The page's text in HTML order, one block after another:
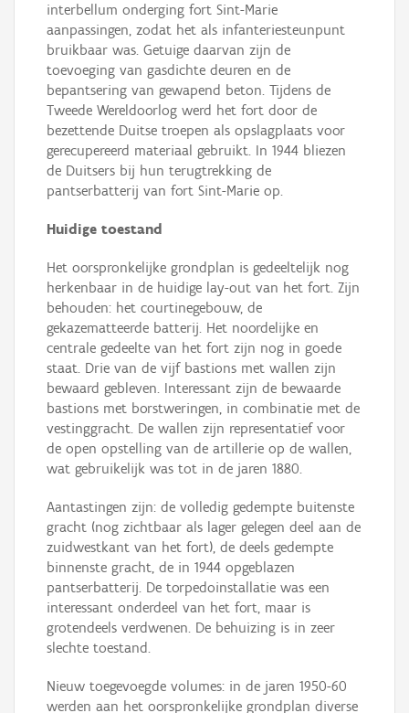
interbellum onderging fort Sint-Marie
aanpassingen, zodat het als infanteriesteunpunt
bruikbaar was. Getuige daarvan zijn de
toevoeging van gasdichte deuren en de
bepantsering van gewapend beton. Tijdens de
Tweede Wereldoorlog werd het fort door de
bezettende Duitse troepen als opslagplaats voor
gerecupereerd materiaal gebruikt. In 1944 bliezen
de Duitsers bij hun terugtrekking de
pantserbatterij van fort Sint-Marie op.
Huidige toestand
Het oorspronkelijke grondplan is gedeeltelijk nog
herkenbaar in de huidige lay-out van het fort. Zijn
behouden: het courtinegebouw, de
gekazematteerde batterij. Het noordelijke en
centrale gedeelte van het fort zijn nog in goede
staat. Drie van de vijf bastions met wallen zijn
bewaard gebleven. Interessant zijn de bewaarde
bastions met borstweringen, in combinatie met de
vestinggracht. De wallen zijn representatief voor
de open opstelling van de artillerie op de wallen,
wat gebruikelijk was tot in de jaren 1880.
Aantastingen zijn: de volledig gedempte buitenste
gracht (nog zichtbaar als lager gelegen deel aan de
zuidwestkant van het fort), de deels gedempte
binnenste gracht, de in 1944 opgeblazen
pantserbatterij. De torpedoinstallatie was een
interessant onderdeel van het fort, maar is
grotendeels verdwenen. De behuizing is in zeer
slechte toestand.
Nieuw toegevoegde volumes: in de jaren 1950-60
werden aan het oorspronkelijke grondplan diverse